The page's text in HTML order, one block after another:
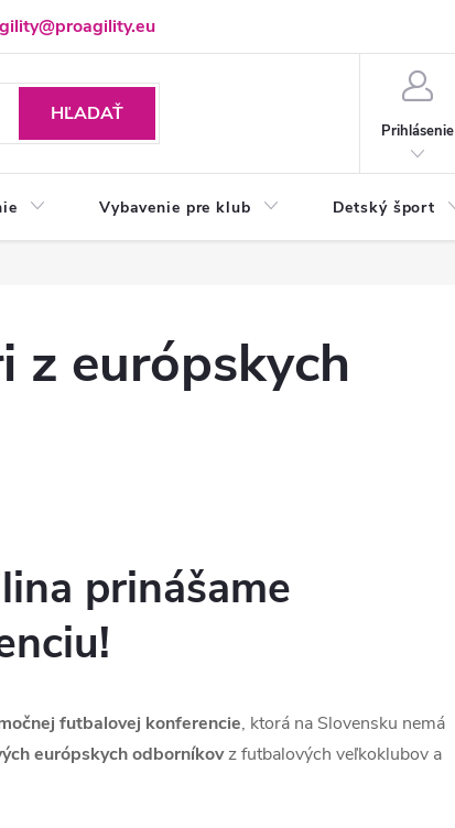
Výdajné miesto
HĽADAŤ
Prihlásenie
Vybavenie pre klub Detský šport
z európskych
prinášame
futbalovej konferencie, ktorá na Slovensku nemá
európskych odborníkovz futbalových veľkoklubov a